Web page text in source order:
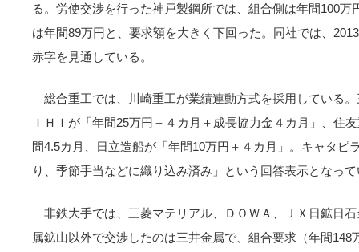
る。労使交渉を行った神戸製鋼所では、組合側は年間100
は年間89万円と、要求額を大きく下回った。同社では、
赤字を見通している。
総合重工では、川崎重工が業績連動方式を採用している
ＩＨＩが「年間25万円＋４カ月＋成長協力金４カ月」、住
間4.5カ月、日立造船が「年間10万円＋４カ月」。キャタピ
り、季節手当などに織り込み済み」という回答表示となっ
非鉄大手では、三菱マテリアル、ＤＯＷＡ、ＪＸ日鉱日
属鉱山以外で交渉したのは三井金属で、組合要求（年間148